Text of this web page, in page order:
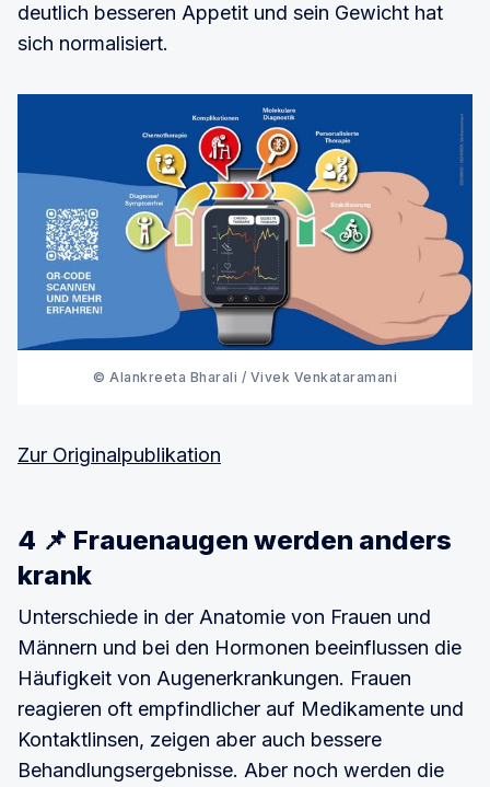
deutlich besseren Appetit und sein Gewicht hat
sich normalisiert.
© Alankreeta Bharali / Vivek Venkataramani
Zur Originalpublikation
4 📌 Frauenaugen werden anders
krank
Unterschiede in der Anatomie von Frauen und
Männern und bei den Hormonen beeinflussen die
Häufigkeit von Augenerkrankungen. Frauen
reagieren oft empfindlicher auf Medikamente und
Kontaktlinsen, zeigen aber auch bessere
Behandlungsergebnisse. Aber noch werden die